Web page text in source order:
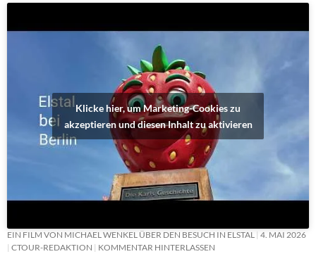
Klicke hier, um Marketing-Cookies zu
akzeptieren und diesen Inhalt zu aktivieren
EIN FILM VON MICHAEL WENKEL ÜBER DEN BESUCH IN ELSTAL 4. MAI 2026
CTOUR-REDAKTION
KOMMENTAR HINTERLASSEN